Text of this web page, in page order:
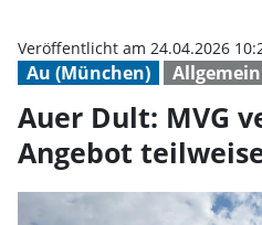
Au (München) Allgemein
Veröffentlicht am 24.04.2026
Auer Dult: MVG
Angebot